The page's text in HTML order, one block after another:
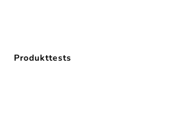
Produkttests